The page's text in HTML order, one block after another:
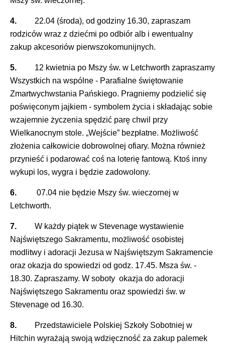
4. 22.04 (środa), od godziny 16.30, zapraszam
rodziców wraz z dziećmi po odbiór alb i ewentualny
zakup akcesoriów pierwszokomunijnych.
5. 12 kwietnia po Mszy św. w Letchworth zapraszamy
Wszystkich na wspólne - Parafialne świętowanie
Zmartwychwstania Pańskiego. Pragniemy podzielić się
poświęconym jajkiem - symbolem życia i składając sobie
wzajemnie życzenia spędzić parę chwil przy
Wielkanocnym stole. „Wejście” bezpłatne. Możliwość
złożenia całkowicie dobrowolnej ofiary. Można również
przynieść i podarować coś na loterię fantową. Ktoś inny
wykupi los, wygra i będzie zadowolony.
6.
07.04 nie będzie Mszy św. wieczornej w
Letchworth.
7. W każdy piątek w Stevenage wystawienie
Najświętszego Sakramentu, możliwość osobistej
modlitwy i adoracji Jezusa w Najświętszym Sakramencie
oraz okazja do spowiedzi od godz. 17.45. Msza św. -
18.30. Zapraszamy. W soboty okazja do adoracji
Najświętszego Sakramentu oraz spowiedzi św. w
Stevenage od 16.30.
8. Przedstawiciele Polskiej Szkoły Sobotniej w
Hitchin wyrażają swoją wdzięczność za zakup palemek